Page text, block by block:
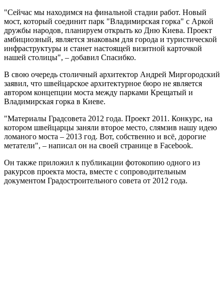
"Сейчас мы находимся на финальной стадии работ. Новый
мост, который соединит парк "Владимирская горка" с Аркой
дружбы народов, планируем открыть ко Дню Киева. Проект
амбициозный, является знаковым для города и туристической
инфраструктуры и станет настоящей визитной карточкой
нашей столицы", – добавил Спасибко.
В свою очередь столичный архитектор Андрей Миргородский
заявил, что швейцарское архитектурное бюро не является
автором концепции моста между парками Крещатый и
Владимирская горка в Киеве.
"Материалы Градсовета 2012 года. Проект 2011. Конкурс, на
котором швейцарцы заняли второе место, слямзив нашу идею
ломаного моста – 2013 год. Вот, собственно и всё, дорогие
метатели", – написал он на своей странице в Facebook.
Он также приложил к публикации фотокопию одного из
ракурсов проекта моста, вместе с сопроводительным
документом Градостроительного совета от 2012 года.